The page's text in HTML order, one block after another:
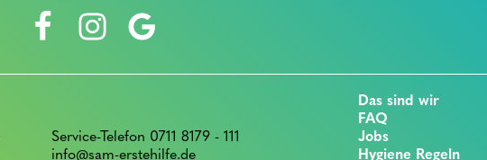
Service-Telefon 0711 8179 - 111
info@sam-erstehilfe.de
Das sind wir
FAQ
Jobs
Hygiene Regeln